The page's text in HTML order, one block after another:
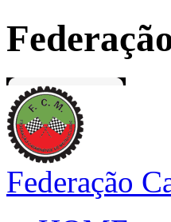
Federação